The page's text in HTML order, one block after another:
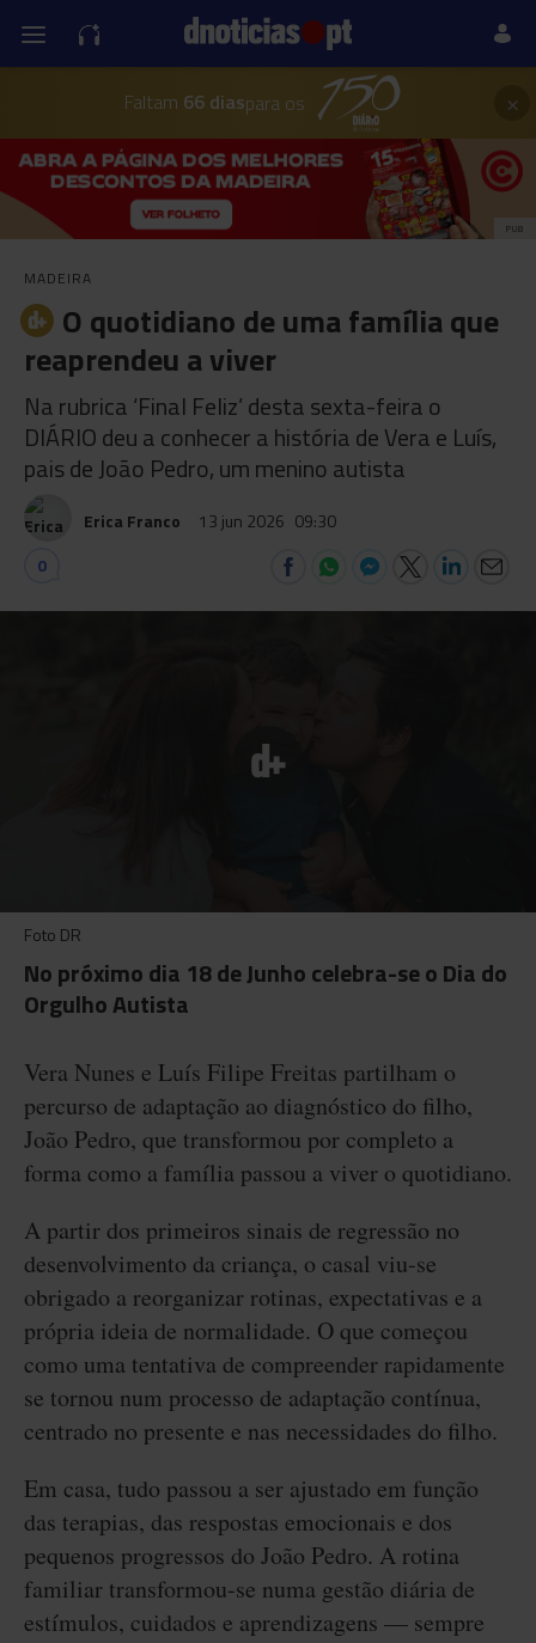
Faltam 66 diaspara os ×
PUB
MADEIRA
O quotidiano de uma família que
reaprendeu a viver
Na rubrica ‘Final Feliz’ desta sexta-feira o
DIÁRIO deu a conhecer a história de Vera e Luís,
pais de João Pedro, um menino autista
Erica Franco 13 jun 2026 09:30
0
Foto DR
No próximo dia 18 de Junho celebra-se o Dia do
Orgulho Autista
Vera Nunes e Luís Filipe Freitas partilham o
percurso de adaptação ao diagnóstico do filho,
João Pedro, que transformou por completo a
forma como a família passou a viver o quotidiano.
A partir dos primeiros sinais de regressão no
desenvolvimento da criança, o casal viu-se
obrigado a reorganizar rotinas, expectativas e a
própria ideia de normalidade. O que começou
como uma tentativa de compreender rapidamente
se tornou num processo de adaptação contínua,
centrado no presente e nas necessidades do filho.
Em casa, tudo passou a ser ajustado em função
das terapias, das respostas emocionais e dos
pequenos progressos do João Pedro. A rotina
familiar transformou-se numa gestão diária de
estímulos, cuidados e aprendizagens — sempre